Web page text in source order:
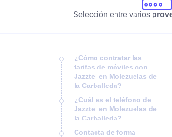
Selección entre varios
¿Cómo contratar las
tarifas de móviles con
Jazztel en Molezuelas de
la Carballeda?
¿Cuál es el teléfono de
Jazztel en Molezuelas de
la Carballeda?
Contacta de forma